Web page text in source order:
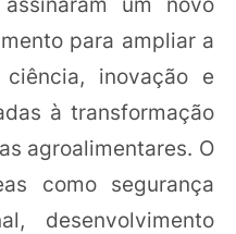
para ampliar a
inovação e
à transformação
agroalimentares. O
como segurança
desenvolvimento